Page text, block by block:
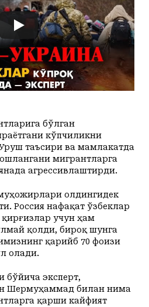
01:00
+24 C
02:00
+23C
03:00
+22
04:00
+22 C
05:00
C
Кириш
+24 +20
+25 +20
+25 +20
+24 +20
+24 +20
+24 +20
+24 +20
бўлган
кўпчиликни
таъсири ва мамлакатда
мигрантларга
агрессивлаштирди.
олдингидек
Россия нафақат ўзбеклар
учун ҳам
қолди, бироқ шунга
қарийб 70 фоизи
олади.
бўйича эксперт,
Шермуҳаммад билан нима
қарши кайфият